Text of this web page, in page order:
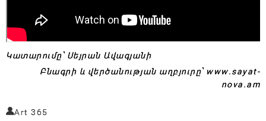
Կատարումը՝ Սեյրան Ավագյանի
Բնագրի և վերծանության աղբյուրը՝ www.sayat-
nova.am
Art 365